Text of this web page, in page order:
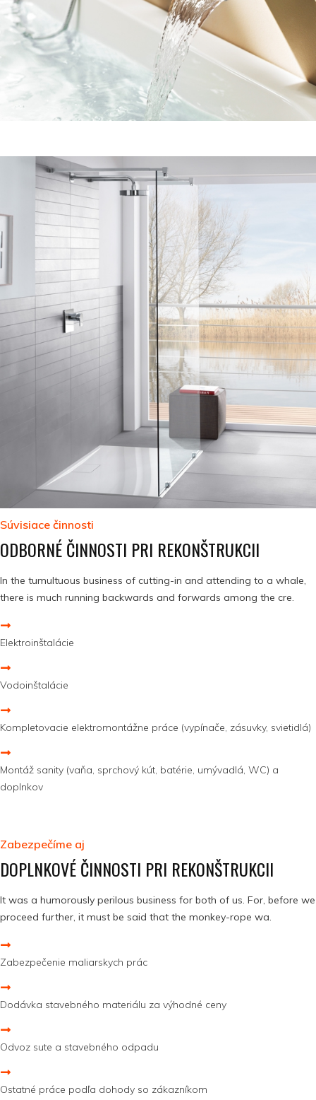
Súvisiace činnosti
ODBORNÉ ČINNOSTI PRI REKONŠTRUKCII
In the tumultuous business of cutting-in and attending to a whale,
there is much running backwards and forwards among the cre.
Elektroinštalácie
Vodoinštalácie
Kompletovacie elektromontážne práce (vypínače, zásuvky, svietidlá)
Montáž sanity (vaňa, sprchový kút, batérie, umývadlá, WC) a
doplnkov
Zabezpečíme aj
DOPLNKOVÉ ČINNOSTI PRI REKONŠTRUKCII
It was a humorously perilous business for both of us. For, before we
proceed further, it must be said that the monkey-rope wa.
Zabezpečenie maliarskych prác
Dodávka stavebného materiálu za výhodné ceny
Odvoz sute a stavebného odpadu
Ostatné práce podľa dohody so zákazníkom